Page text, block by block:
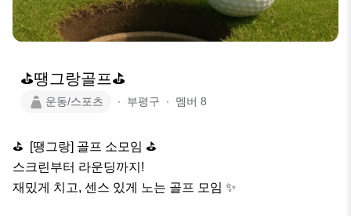
⛳️땡그랑골프⛳️
운동/스포츠 ∙ 부평구 ∙ 멤버 8
⛳️  [땡그랑] 골프 소모임 ⛳️
스크린부터 라운딩까지!
재밌게 치고, 센스 있게 노는 골프 모임 ✨